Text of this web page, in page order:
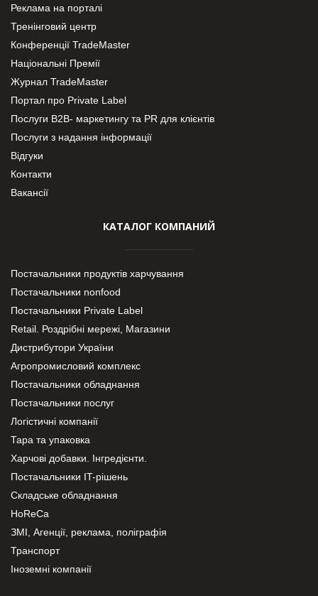
Реклама на порталі
Тренінговий центр
Конференції TradeMaster
Національні Премії
Журнал TradeMaster
Портал про Private Label
Послуги В2В- маркетингу та PR для клієнтів
Послуги з надання інформації
Відгуки
Контакти
Вакансії
КАТАЛОГ КОМПАНИЙ
Постачальники продуктів харчування
Постачальники nonfood
Постачальники Private Label
Retail. Роздрібні мережі, Магазини
Дистрибутори України
Агропромисловий комплекс
Постачальники обладнання
Постачальники послуг
Логістичні компанії
Тара та упаковка
Харчові добавки. Інгредієнти.
Постачальники IT-рішень
Складське обладнання
HoReCa
ЗМІ, Агенції, реклама, поліграфія
Транспорт
Іноземні компанії